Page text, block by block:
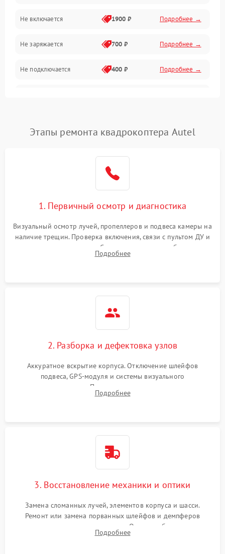
Механические повреждения
Не включается 1900 ₽ Подробнее →
Не заряжается 700 ₽ Подробнее →
Не подключается 400 ₽ Подробнее →
Этапы ремонта квадрокоптера Autel
1. Первичный осмотр и диагностика
Визуальный осмотр лучей, пропеллеров и подвеса камеры на
наличие трещин. Проверка включения, связи с пультом ДУ и
передачи видеосигнала. Считывание логов ошибок через
полетное ПО для определения характера неисправности.
Подробнее
2. Разборка и дефектовка узлов
Аккуратное вскрытие корпуса. Отключение шлейфов
подвеса, GPS-модуля и системы визуального
позиционирования. Проверка полетного контроллера,
регуляторов оборотов (ESC) и бесколлекторных моторов на
Подробнее
3. Восстановление механики и оптики
Замена сломанных лучей, элементов корпуса и шасси.
Ремонт или замена порванных шлейфов и демпферов
трехосевого подвеса камеры. Очистка объектива,
восстановление механизма фокусировки. Установка новых
Подробнее